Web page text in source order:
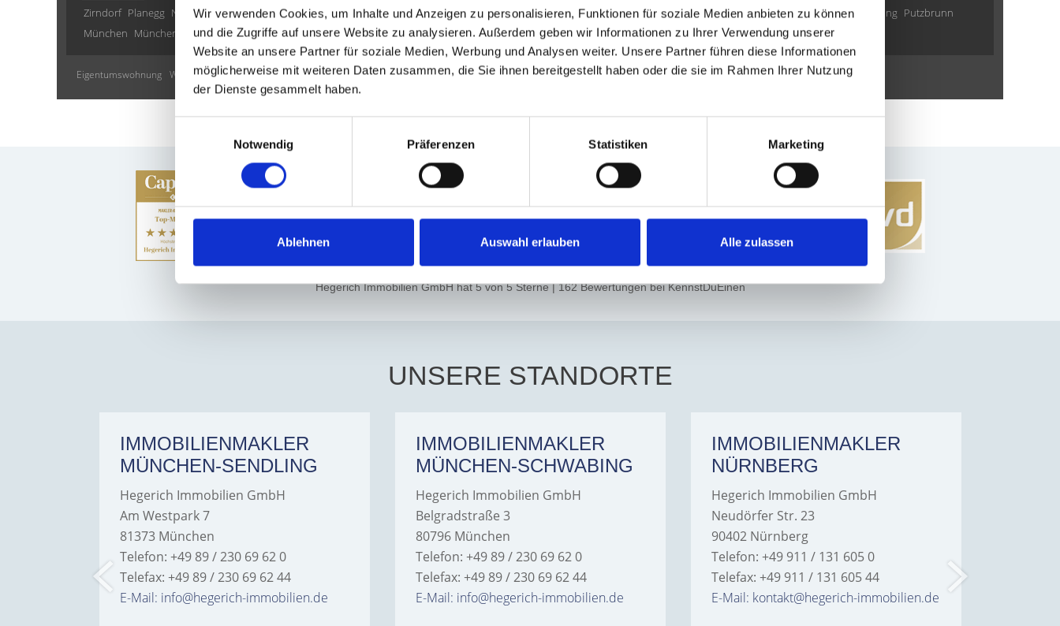
Wir verwenden Cookies, um Inhalte und Anzeigen zu personalisieren, Funktionen für soziale Medien anbieten zu können
und die Zugriffe auf unsere Website zu analysieren. Außerdem geben wir Informationen zu Ihrer Verwendung unserer
Website an unsere Partner für soziale Medien, Werbung und Analysen weiter. Unsere Partner führen diese Informationen
möglicherweise mit weiteren Daten zusammen, die Sie ihnen bereitgestellt haben oder die sie im Rahmen Ihrer Nutzung
der Dienste gesammelt haben.
Notwendig
Präferenzen Statistiken Marketing
Ablehnen Auswahl erlauben Alle zulassen
Zirndorf Planegg Nürnberg München / Pasing Schwarzenbruck Burgthann Mühlhausen Fürth Erlangen Gräfelfing Haar Illesheim Garching Poing Cadolzburg Gilching Putzbrunn
München München / Trudering München / Milbertshofen-Am Hart Immobilienverkauf München Makler Nürnberg Wohnungverkauf Fürth weitere Orte
Eigentumswohnung Wohnung suche Immobilien Wohnungssuche Wohnungsanzeigen Immo Wohnung Immobilienkauf Wohnungen Immobilie kaufen
Hegerich Immobilien GmbHhat5von5Sterne|162Bewertungenbei KennstDuEinen
UNSERE STANDORTE
IMMOBILIENMAKLER
MÜNCHEN-SENDLING
Hegerich Immobilien GmbH
Am Westpark 7
81373 München
Telefon: +49 89 / 230 69 62 0
Telefax: +49 89 / 230 69 62 44
E-Mail: info@hegerich-immobilien.de
IMMOBILIENMAKLER
MÜNCHEN-SCHWABING
Hegerich Immobilien GmbH
Belgradstraße 3
80796 München
Telefon: +49 89 / 230 69 62 0
Telefax: +49 89 / 230 69 62 44
E-Mail: info@hegerich-immobilien.de
IMMOBILIENMAKLER
NÜRNBERG
Hegerich Immobilien GmbH
Neudörfer Str. 23
90402 Nürnberg
Telefon: +49 911 / 131 605 0
Telefax: +49 911 / 131 605 44
E-Mail: kontakt@hegerich-immobilien.de